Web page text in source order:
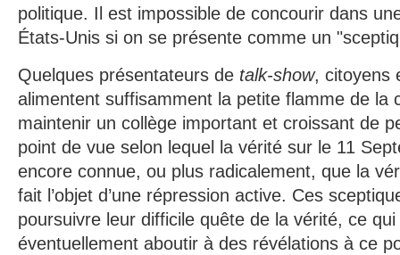
politique. Il est impossible de concourir dans
États-Unis si on se présente comme un
Quelques présentateurs de talk-show, citoyens
alimentent suffisamment la petite flamme de la
maintenir un collège important et croissant de
point de vue selon lequel la vérité sur le 11
encore connue, ou plus radicalement, que la
fait l’objet d’une répression active. Ces
poursuivre leur difficile quête de la vérité, ce
éventuellement aboutir à des révélations à ce